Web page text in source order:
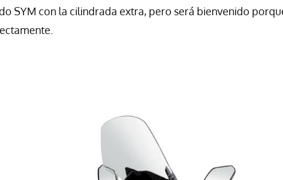
SYM con la cilindrada extra, pero será bienvenido